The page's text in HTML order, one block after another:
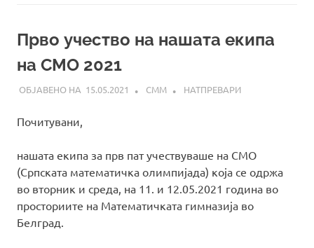
Прво учество на нашата екипа
на СМО 2021
15.05.2021 СММ НАТПРЕВАРИ
Почитувани,
нашата екипа за прв пат учествуваше на СМО
(Српската математичка олимпијада) која се одржа
во вторник и среда, на 11. и 12.05.2021 година во
просториите на Математичката гимназија во
Белград.